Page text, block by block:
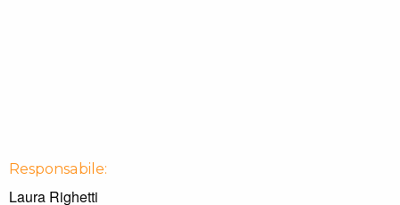
Responsabile:
Laura Righetti